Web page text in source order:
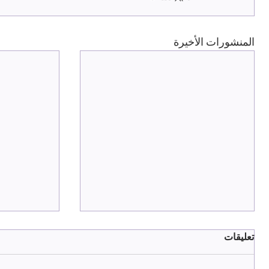
المنشورات الأخيرة
تعليقات